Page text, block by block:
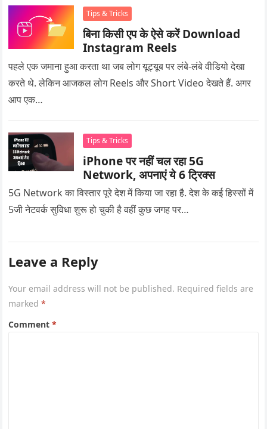
Tips & Tricks
बिना किसी एप के ऐसे करें Download
Instagram Reels
पहले एक जमाना हुआ करता था जब लोग यूट्यूब पर लंबे-लंबे वीडियो देखा
करते थे. लेकिन आजकल लोग Reels और Short Video देखते हैं. अगर
आप एक…
Tips & Tricks
iPhone पर नहीं चल रहा 5G
Network, अपनाएं ये 6 ट्रिक्स
5G Network का विस्तार पूरे देश में किया जा रहा है. देश के कई हिस्सों में
5जी नेटवर्क सुविधा शुरू हो चुकी है वहीं कुछ जगह पर…
Leave a Reply
Your email address will not be published. Required fields are
marked*
Comment*